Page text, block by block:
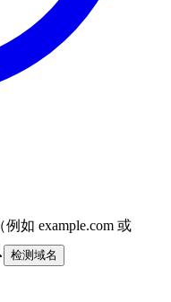
如 example.com 或
检测域名